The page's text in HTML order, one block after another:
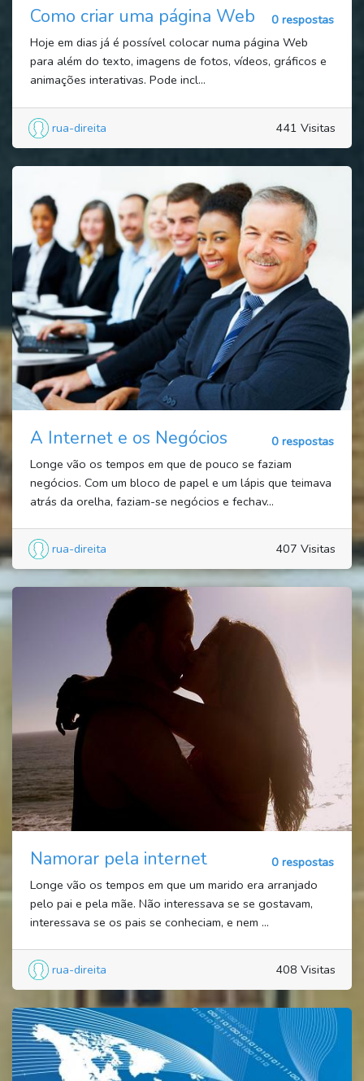
Como criar uma página Web
0 respostas
Hoje em dias já é possível colocar numa página Web
para além do texto, imagens de fotos, vídeos, gráficos e
animações interativas. Pode incl...
rua-direita 441 Visitas
A Internet e os Negócios
0 respostas
Longe vão os tempos em que de pouco se faziam
negócios. Com um bloco de papel e um lápis que teimava
atrás da orelha, faziam-se negócios e fechav...
rua-direita 407 Visitas
Namorar pela internet
0 respostas
Longe vão os tempos em que um marido era arranjado
pelo pai e pela mãe. Não interessava se se gostavam,
interessava se os pais se conheciam, e nem ...
rua-direita 408 Visitas